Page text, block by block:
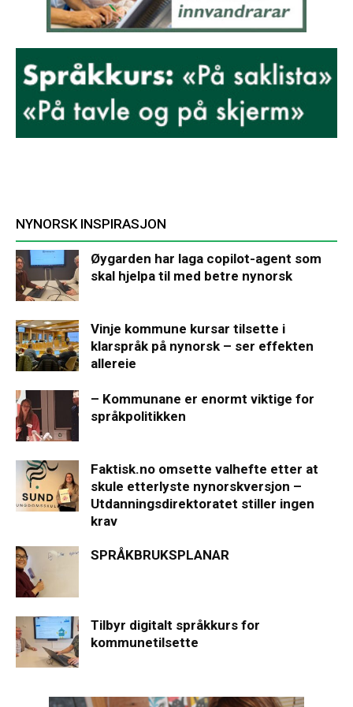
NYNORSK INSPIRASJON
Øygarden har laga copilot-agent som
skal hjelpa til med betre nynorsk
Vinje kommune kursar tilsette i
klarspråk på nynorsk – ser effekten
allereie
– Kommunane er enormt viktige for
språkpolitikken
Faktisk.no omsette valhefte etter at
skule etterlyste nynorskversjon –
Utdanningsdirektoratet stiller ingen
krav
SPRÅKBRUKSPLANAR
Tilbyr digitalt språkkurs for
kommunetilsette